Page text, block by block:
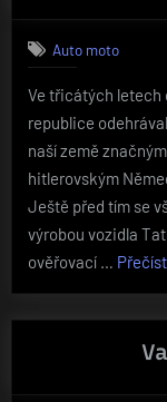
Auto moto
Ve třicátých letech
republice
naší země
hitlerovským
Ještě před tím se
výrobou vozidla
ověřovací … Přečíst